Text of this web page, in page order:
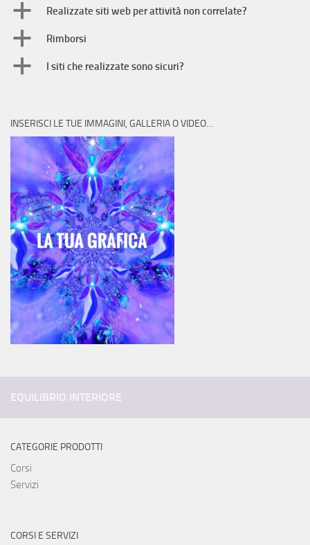
a Realizzate siti web per attività non correlate?
a Rimborsi
a I siti che realizzate sono sicuri?
INSERISCI LE TUE IMMAGINI, GALLERIA O VIDEO…
EQUILIBRIO INTERIORE
CATEGORIE PRODOTTI
Corsi
Servizi
CORSI E SERVIZI